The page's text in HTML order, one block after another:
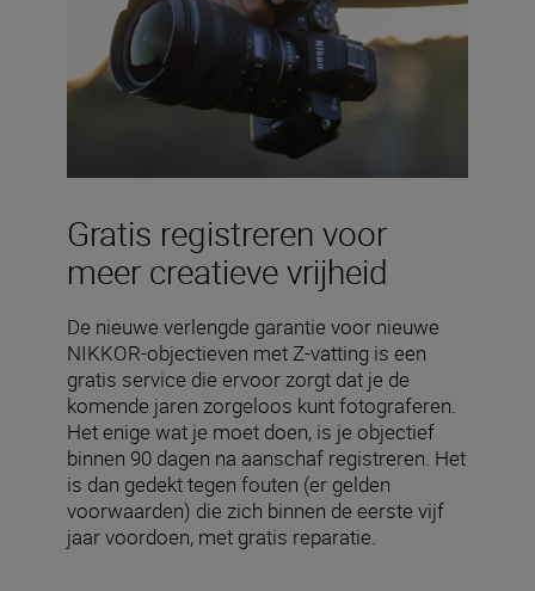
Gratis registreren voor
meer creatieve vrijheid
De nieuwe verlengde garantie voor nieuwe
NIKKOR-objectieven met Z-vatting is een
gratis service die ervoor zorgt dat je de
komende jaren zorgeloos kunt fotograferen.
Het enige wat je moet doen, is je objectief
binnen 90 dagen na aanschaf registreren. Het
is dan gedekt tegen fouten (er gelden
voorwaarden) die zich binnen de eerste vijf
jaar voordoen, met gratis reparatie.